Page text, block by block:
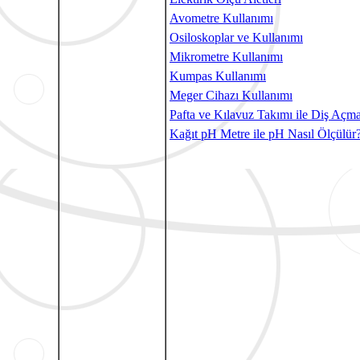
Avometre Kullanımı
Osiloskoplar ve Kullanımı
Mikrometre Kullanımı
Kumpas Kullanımı
Meger Cihazı Kullanımı
Pafta ve Kılavuz Takımı ile Diş
Kağıt pH Metre ile pH Nasıl